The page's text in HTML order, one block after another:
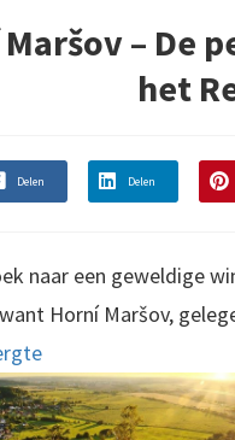
– De
het
Delen Delen
naar een geweldige
Horní Maršov,